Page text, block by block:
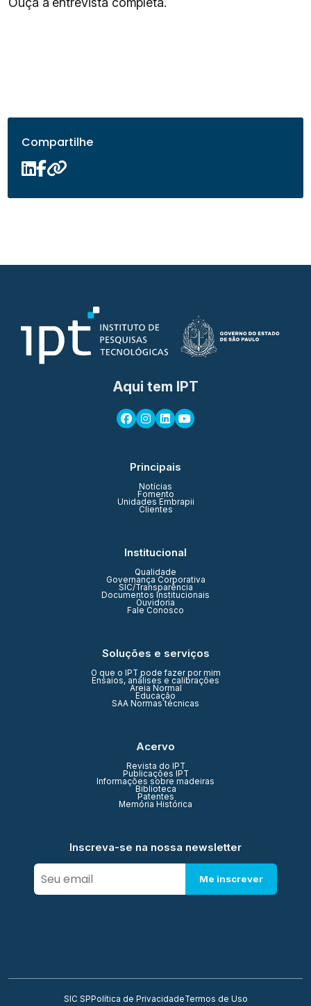
Compartilhe
Aqui tem IPT
Principais
Notícias
Fomento
Unidades Embrapii
Clientes
Institucional
Qualidade
Governança Corporativa
SIC/Transparência
Documentos Institucionais
Ouvidoria
Fale Conosco
Soluções e serviços
O que o IPT pode fazer por mim
Ensaios, análises e calibrações
Areia Normal
Educação
SAA Normas técnicas
Acervo
Revista do IPT
Publicações IPT
Informações sobre madeiras
Biblioteca
Patentes
Memória Histórica
Inscreva-se na nossa newsletter
Me inscrever
SIC SP Política de PrivacidadeTermos de Uso